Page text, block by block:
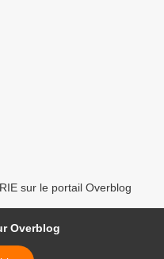
sur le portail Overblog
Overblog